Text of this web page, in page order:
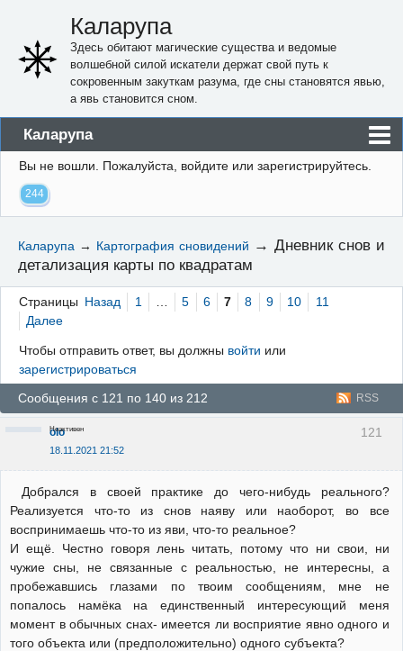
Каларупа
Здесь обитают магические существа и ведомые
волшебной силой искатели держат свой путь к
сокровенным закуткам разума, где сны становятся явью,
а явь становится сном.
Каларупа
Блог
Форум
Правила
Регистрация
Вход
Вы не вошли. Пожалуйста, войдите или зарегистрируйтесь.
244
Каларупа → Картография сновидений → Дневник снов и
детализация карты по квадратам
Страницы Назад 1 … 5 6 7 8 9 10
11
Далее
Чтобы отправить ответ, вы должны войти или
зарегистрироваться
RSS
Сообщения с 121 по 140 из 212
121
olo
18.11.2021 21:52
Неактивен
Добрался в своей практике до чего-нибудь реального?
Реализуется что-то из снов наяву или наоборот, во все
воспринимаешь что-то из яви, что-то реальное?
И ещё. Честно говоря лень читать, потому что ни свои, ни
чужие сны, не связанные с реальностью, не интересны, а
пробежавшись глазами по твоим сообщениям, мне не
попалось намёка на единственный интересующий меня
момент в обычных снах- имеется ли восприятие явно одного и
того объекта или (предположительно) одного субъекта?